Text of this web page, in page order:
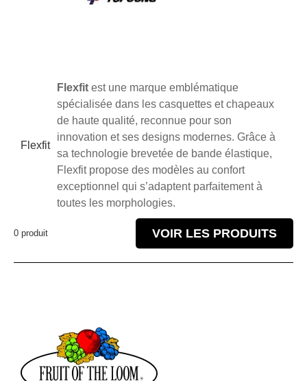
Flexfit
Flexfit est une marque emblématique
spécialisée dans les casquettes et chapeaux
de haute qualité, reconnue pour son
innovation et ses designs modernes. Grâce à
sa technologie brevetée de bande élastique,
Flexfit propose des modèles au confort
exceptionnel qui s’adaptent parfaitement à
toutes les morphologies.
0 produit VOIR LES PRODUITS